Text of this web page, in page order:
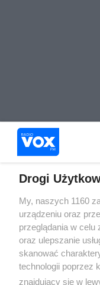
Drogi
My, naszych 1160
urządzeniu oraz
przeglądania w celu
oraz ulepszanie
skanować
technologii poprzez
znajdujący się w